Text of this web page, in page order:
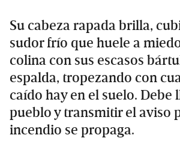
Su cabeza rapada brilla,
sudor frío que huele a
colina con sus escasos
espalda, tropezando con
caído hay en el suelo. Debe
pueblo y transmitir el aviso
incendio se propaga.